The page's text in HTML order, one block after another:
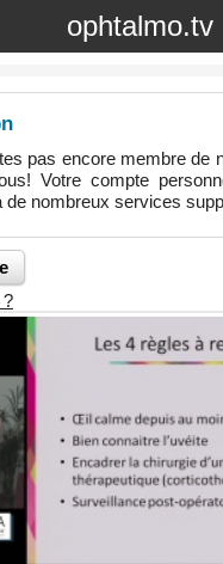
ophtalmo.tv
pas encore membre de
Votre compte
de nombreux services
?